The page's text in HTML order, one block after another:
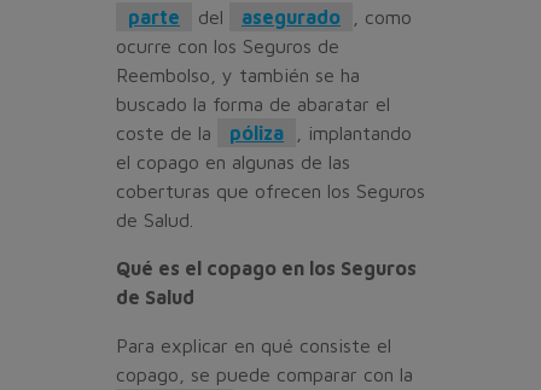
parte
del asegurado
, como
ocurre con los Seguros de
Reembolso, y también se ha
buscado la forma de abaratar el
coste de la
póliza
, implantando
el copago en algunas de las
coberturas que ofrecen los Seguros
de Salud.
Qué es el copago en los Seguros
de Salud
Para explicar en qué consiste el
copago, se puede comparar con la